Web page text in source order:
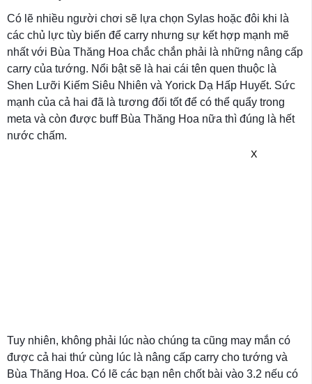
Có lẽ nhiều người chơi sẽ lựa chọn Sylas hoặc đôi khi là
các chủ lực tùy biến để carry nhưng sự kết hợp mạnh mẽ
nhất với Bùa Thăng Hoa chắc chắn phải là những nâng cấp
carry của tướng. Nổi bật sẽ là hai cái tên quen thuộc là
Shen Lưỡi Kiếm Siêu Nhiên và Yorick Dạ Hấp Huyết. Sức
mạnh của cả hai đã là tương đối tốt để có thể quẩy trong
meta và còn được buff Bùa Thăng Hoa nữa thì đúng là hết
nước chấm.
X
Tuy nhiên, không phải lúc nào chúng ta cũng may mắn có
được cả hai thứ cùng lúc là nâng cấp carry cho tướng và
Bùa Thăng Hoa. Có lẽ các bạn nên chốt bài vào 3.2 nếu có